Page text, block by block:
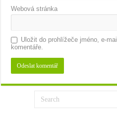
Webová stránka
Uložit do prohlížeče jméno, e-
komentáře.